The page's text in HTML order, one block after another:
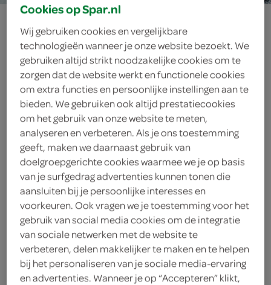
puntpaprika met
bloemkoolcurry
en couscous
ingrediënten
100 gram feta
4 rode puntpaprika’s
2 eetlepels verse bladselderij
2 eetlepels platte peterselie
Cookies op Spar.nl
Wij gebruiken cookies en vergelijkbare
technologieën wanneer je onze website bezoekt. We
gebruiken altijd strikt noodzakelijke cookies om te
zorgen dat de website werkt en functionele cookies
om extra functies en persoonlijke instellingen aan te
bieden. We gebruiken ook altijd prestatiecookies
om het gebruik van onze website te meten,
analyseren en verbeteren. Als je ons toestemming
geeft, maken we daarnaast gebruik van
doelgroepgerichte cookies waarmee we je op basis
van je surfgedrag advertenties kunnen tonen die
aansluiten bij je persoonlijke interesses en
voorkeuren. Ook vragen we je toestemming voor het
gebruik van social media cookies om de integratie
van sociale netwerken met de website te
verbeteren, delen makkelijker te maken en te helpen
bij het personaliseren van je sociale media-ervaring
en advertenties. Wanneer je op “Accepteren” klikt,